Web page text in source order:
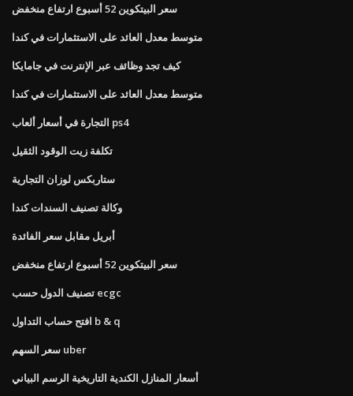
سعر البيتكوين 52 أسبوع ارتفاع منخفض
متوسط ​​معدل العائد على الاستثمارات في كندا
كيف تجد وظائف عبر الإنترنت في جامايكا
متوسط ​​معدل العائد على الاستثمارات في كندا
التجارة في أسعار ألعاب ps4
تكلفة زيت الوقود الثقيل
ستاربكس لوزان التجارية
وكالة تصنيف السندات كندا
أبريل مقابل سعر الفائدة
سعر البيتكوين 52 أسبوع ارتفاع منخفض
تصنيف الدول حسب ecgc
افتح حساب التداول b & q
سعر السهم uber
أسعار المنازل الكندية التاريخية الرسم البياني